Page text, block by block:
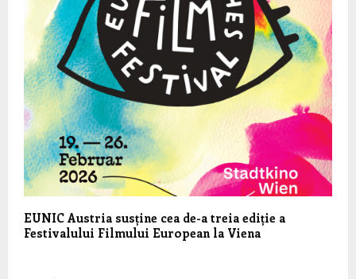
EUNIC Austria susține cea de-a treia ediție a
Festivalului Filmului European la Viena